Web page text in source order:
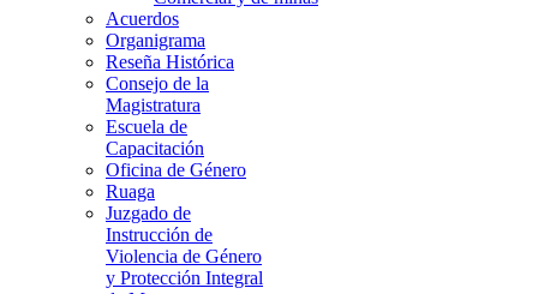
Acuerdos
Organigrama
Reseña Histórica
Consejo de la
Magistratura
Escuela de
Capacitación
Oficina de Género
Ruaga
Juzgado de
Instrucción de
Violencia de Género
y Protección Integral